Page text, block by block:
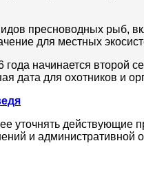
пресноводных рыб,
для местных
начинается второй
дата для охотников и
уточнять действующие
и административной